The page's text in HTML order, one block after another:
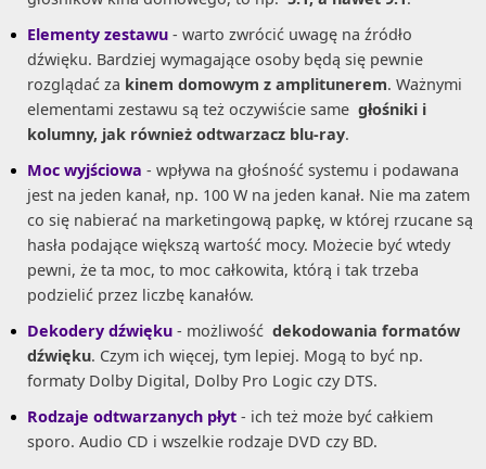
Elementy zestawu - warto zwrócić uwagę na źródło
dźwięku. Bardziej wymagające osoby będą się pewnie
rozglądać za kinem domowym z amplitunerem. Ważnymi
elementami zestawu są też oczywiście same głośniki i
kolumny, jak również odtwarzacz blu-ray.
Moc wyjściowa - wpływa na głośność systemu i podawana
jest na jeden kanał, np. 100 W na jeden kanał. Nie ma zatem
co się nabierać na marketingową papkę, w której rzucane są
hasła podające większą wartość mocy. Możecie być wtedy
pewni, że ta moc, to moc całkowita, którą i tak trzeba
podzielić przez liczbę kanałów.
Dekodery dźwięku - możliwość dekodowania formatów
dźwięku. Czym ich więcej, tym lepiej. Mogą to być np.
formaty Dolby Digital, Dolby Pro Logic czy DTS.
Rodzaje odtwarzanych płyt - ich też może być całkiem
sporo. Audio CD i wszelkie rodzaje DVD czy BD.